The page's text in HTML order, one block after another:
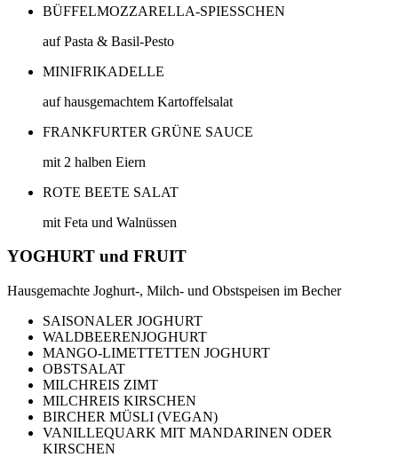
BÜFFELMOZZARELLA-SPIESSCHEN
auf Pasta & Basil-Pesto
MINIFRIKADELLE
auf hausgemachtem Kartoffelsalat
FRANKFURTER GRÜNE SAUCE
mit 2 halben Eiern
ROTE BEETE SALAT
mit Feta und Walnüssen
YOGHURT und FRUIT
Hausgemachte Joghurt-, Milch- und Obstspeisen im Becher
SAISONALER JOGHURT
WALDBEERENJOGHURT
MANGO-LIMETTETTEN JOGHURT
OBSTSALAT
MILCHREIS ZIMT
MILCHREIS KIRSCHEN
BIRCHER MÜSLI (VEGAN)
VANILLEQUARK MIT MANDARINEN ODER
KIRSCHEN